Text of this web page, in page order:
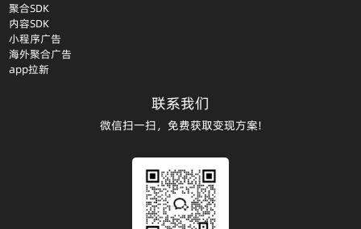
聚合SDK
内容SDK
小程序广告
海外聚合广告
app拉新
联系我们
微信扫一扫，免费获取变现方案!